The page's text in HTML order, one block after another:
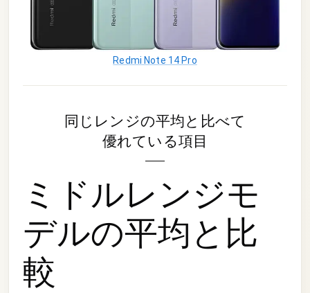
Redmi Note 14 Pro
同じレンジの平均と比べて
優れている項目
ミドルレンジモ
デルの平均と比
較